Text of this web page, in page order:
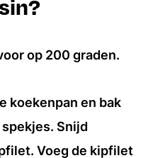
op 200 graden.
koekenpan en bak
Snijd
Voeg de kipfilet